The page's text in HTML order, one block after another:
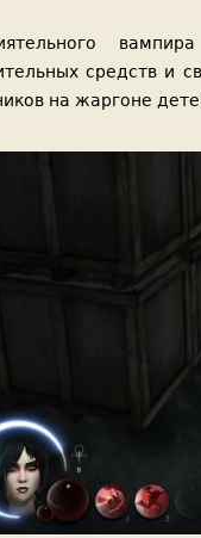
средств и
на жаргоне